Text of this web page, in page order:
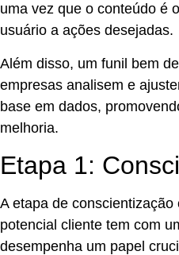
uma vez que o conteúdo é
usuário a ações desejadas.
Além disso, um funil bem
empresas analisem e
base em dados,
melhoria.
Etapa 1:
A etapa de
potencial cliente tem com
desempenha um papel